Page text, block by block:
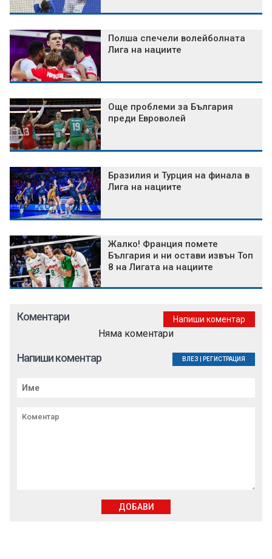
Полша спечели волейболната
Лига на нациите
Още проблеми за България
преди Евроволей
Бразилия и Турция на финала в
Лига на нациите
Жалко! Франция помете
България и ни остави извън Топ
8 на Лигата на нациите
Коментари Напиши коментар
Няма коментари
Напиши коментар ВЛЕЗ РЕГИСТРАЦИЯ
ДОБАВИ